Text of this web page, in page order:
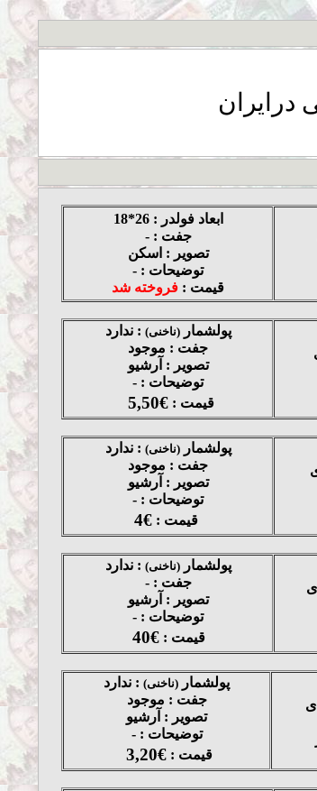
درایران
ابعاد فولدر : 26*18
جفت : -
تصویر : اسکن
توضیحات : -
قیمت : فروخته شد
پولشمار(ناخنی) : ندارد
جفت : موجود
تصویر : آرشیو
توضیحات : -
قیمت : 5,50€
پولشمار(ناخنی) : ندارد
جفت : موجود
تصویر : آرشیو
توضیحات : -
قیمت : 4€
پولشمار(ناخنی) : ندارد
جفت : -
تصویر : آرشیو
توضیحات : -
قیمت : 40€
پولشمار (ناخنی) : ندارد
جفت : موجود
تصویر : آرشیو
توضیحات : -
قیمت : 3,20€